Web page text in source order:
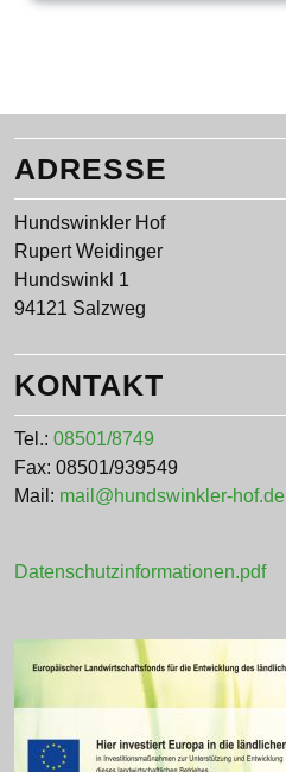
ADRESSE
Hundswinkler Hof
Rupert Weidinger
Hundswinkl 1
94121 Salzweg
KONTAKT
Tel.: 08501/8749
Fax: 08501/939549
Mail: mail@hundswinkler-hof.de
Datenschutzinformationen.pdf